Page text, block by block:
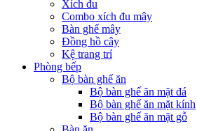
Xích đu
Combo xích đu mây
Bàn ghế mây
Đồng hồ cây
Kệ trang trí
Phòng bếp
Bộ bàn ghế ăn
Bộ bàn ghế ăn mặt đá
Bộ bàn ghế ăn mặt kính
Bộ bàn ghế ăn mặt gỗ